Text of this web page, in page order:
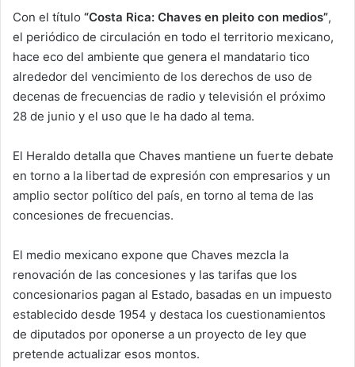
Con el título “Costa Rica: Chaves en pleito con medios”,
el periódico de circulación en todo el territorio mexicano,
hace eco del ambiente que genera el mandatario tico
alrededor del vencimiento de los derechos de uso de
decenas de frecuencias de radio y televisión el próximo
28 de junio y el uso que le ha dado al tema.
El Heraldo detalla que Chaves mantiene un fuerte debate
en torno a la libertad de expresión con empresarios y un
amplio sector político del país, en torno al tema de las
concesiones de frecuencias.
El medio mexicano expone que Chaves mezcla la
renovación de las concesiones y las tarifas que los
concesionarios pagan al Estado, basadas en un impuesto
establecido desde 1954 y destaca los cuestionamientos
de diputados por oponerse a un proyecto de ley que
pretende actualizar esos montos.